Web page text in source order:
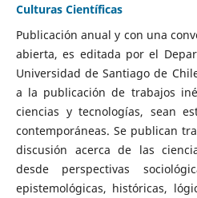
Culturas Científicas
Publicación anual y con una
abierta, es editada por el
Universidad de Santiago de
a la publicación de trabajos
ciencias y tecnologías, sean
contemporáneas. Se publican
discusión acerca de las
desde perspectivas
epistemológicas, históricas,